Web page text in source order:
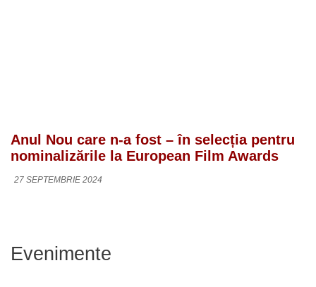
Anul Nou care n-a fost – în selecția pentru
nominalizările la European Film Awards
27 SEPTEMBRIE 2024
Evenimente